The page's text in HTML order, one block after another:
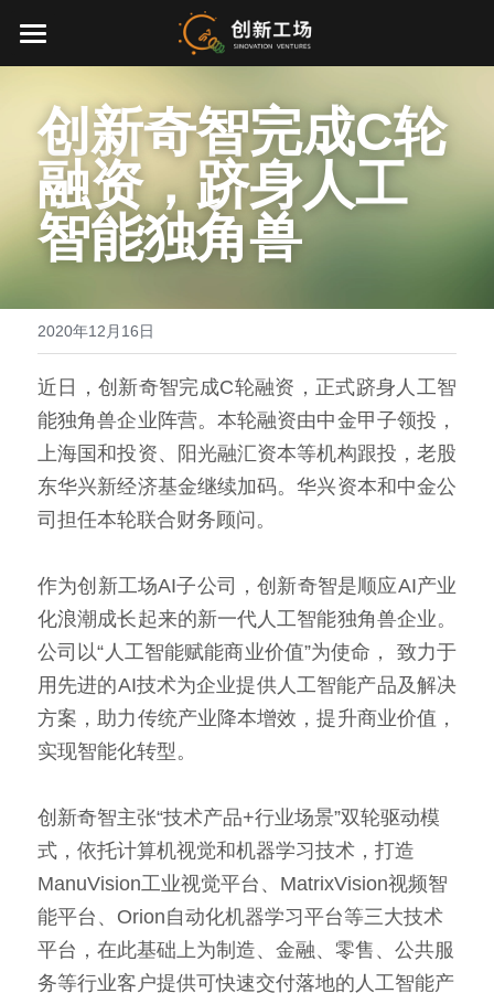
投资业务
最新动态
关于我们
创业服务
环境、社会与治理
联系我们
加入我们
EN
创新奇智完成C轮
融资，跻身人工
智能独角兽
2020年12月16日
近日，创新奇智完成C轮融资，正式跻身人工智
能独角兽企业阵营。本轮融资由中金甲子领投，
上海国和投资、阳光融汇资本等机构跟投，老股
东华兴新经济基金继续加码。华兴资本和中金公
司担任本轮联合财务顾问。
作为创新工场AI子公司，创新奇智是顺应AI产业
化浪潮成长起来的新一代人工智能独角兽企业。
公司以“人工智能赋能商业价值”为使命， 致力于
用先进的AI技术为企业提供人工智能产品及解决
方案，助力传统产业降本增效，提升商业价值，
实现智能化转型。
创新奇智主张“技术产品+行业场景”双轮驱动模
式，依托计算机视觉和机器学习技术，打造
ManuVision工业视觉平台、MatrixVision视频智
能平台、Orion自动化机器学习平台等三大技术
平台，在此基础上为制造、金融、零售、公共服
务等行业客户提供可快速交付落地的人工智能产